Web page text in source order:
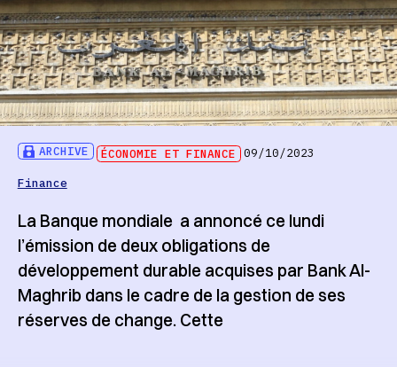
ARCHIVE ÉCONOMIE ET FINANCE 09/10/2023
Finance
La Banque mondiale a annoncé ce lundi
l’émission de deux obligations de
développement durable acquises par Bank Al-
Maghrib dans le cadre de la gestion de ses
réserves de change. Cette